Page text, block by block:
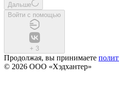
Дальше
Войти с помощью
+ 3
Продолжая, вы принимаете
© 2026 ООО «Хэдхантер»